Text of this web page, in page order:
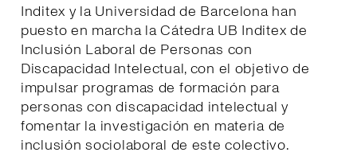
Inditex y la Universidad de Barcelona han
puesto en marcha la Cátedra UB Inditex de
Inclusión Laboral de Personas con
Discapacidad Intelectual, con el objetivo de
impulsar programas de formación para
personas con discapacidad intelectual y
fomentar la investigación en materia de
inclusión sociolaboral de este colectivo.